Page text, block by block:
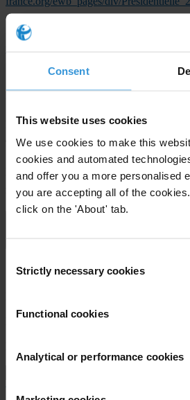
Consent
This website uses cookies
We use cookies to make this
cookies and automated
and offer you a more personalised
you are accepting all of the
click on the 'About' tab.
Selection
Strictly necessary cookies
Functional cookies
Analytical or performance cookies
[2] Leurs réponses sont disponibles ici :
Pour TI France:Myriam Savy / Daniel
90 -transparence@free.fr
Pour Slate.fr: Mathilde Hurtaud - Tel :
Subscribe to our weekly
Last name*